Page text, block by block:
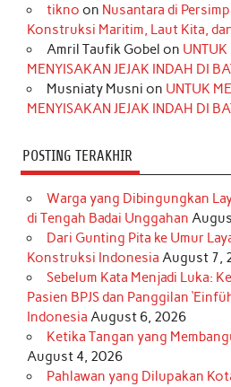
o
k
r
a
m
e
s
t
I
n
tikno on Nusantara di
Konstruksi Maritim, Laut Kita,
Amril Taufik Gobel on UNTUK
MENYISAKAN JEJAK INDAH DI
Musniaty Musni on UNTUK
MENYISAKAN JEJAK INDAH DI
POSTING TERAKHIR
Warga yang Dibingungkan
di Tengah Badai Unggahan
Dari Gunting Pita ke Umur
Konstruksi Indonesia August 7,
Sebelum Kata Menjadi Luka:
Pasien BPJS dan Panggilan
Indonesia August 6, 2026
Ketika Tangan yang
August 4, 2026
Pahlawan yang Dilupakan